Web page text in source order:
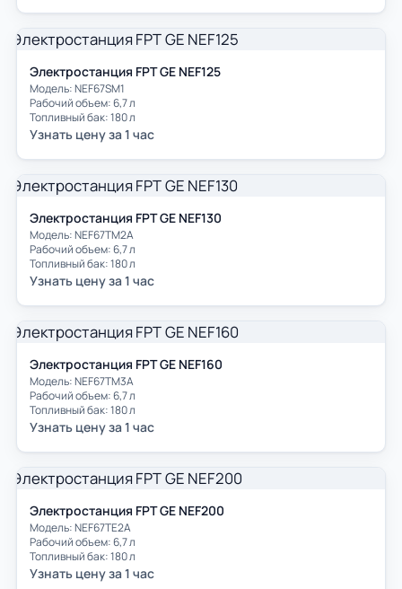
Электростанция FPT GE NEF125
Модель: NEF67SM1
Рабочий объем: 6,7 л
Топливный бак: 180 л
Узнать цену за 1 час
Электростанция FPT GE NEF130
Модель: NEF67TM2A
Рабочий объем: 6,7 л
Топливный бак: 180 л
Узнать цену за 1 час
Электростанция FPT GE NEF160
Модель: NEF67TM3A
Рабочий объем: 6,7 л
Топливный бак: 180 л
Узнать цену за 1 час
Электростанция FPT GE NEF200
Модель: NEF67TE2A
Рабочий объем: 6,7 л
Топливный бак: 180 л
Узнать цену за 1 час